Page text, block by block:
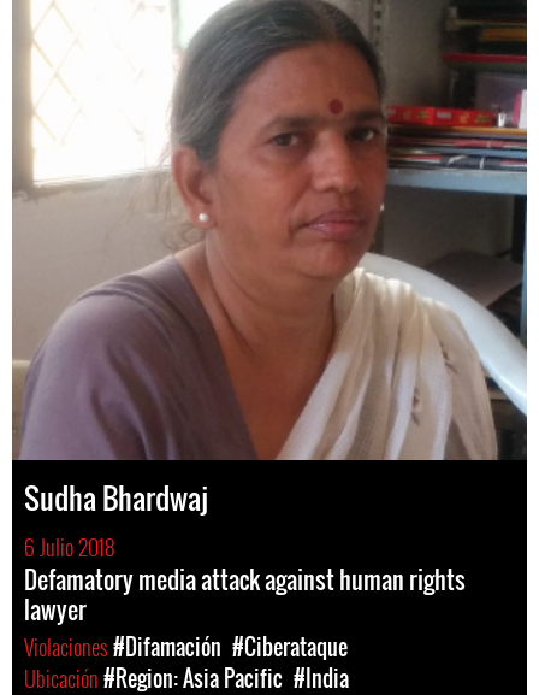
Sudha Bhardwaj
6 Julio 2018
Defamatory media attack against human rights
lawyer
Violaciones#Difamación #Ciberataque
Ubicación#Region: Asia Pacific #India